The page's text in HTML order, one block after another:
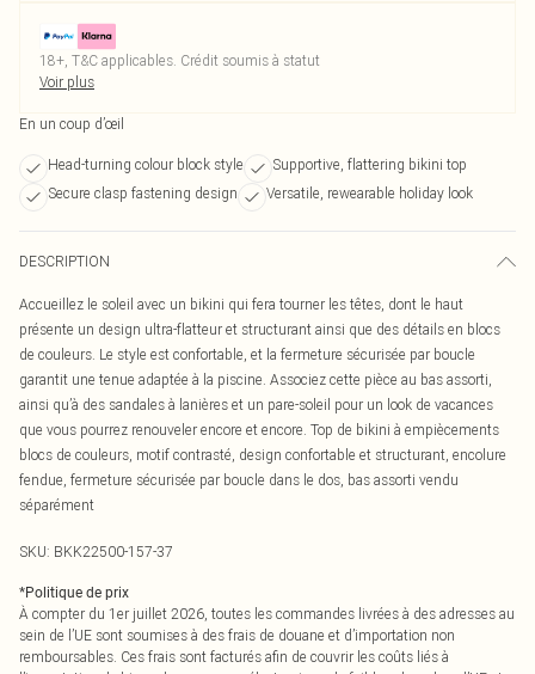
18+, T&C applicables. Crédit soumis à statut
Voir plus
En un coup d’œil
Head-turning colour block style
Supportive, flattering bikini top
Secure clasp fastening design
Versatile, rewearable holiday look
DESCRIPTION
Accueillez le soleil avec un bikini qui fera tourner les têtes, dont le haut
présente un design ultra-flatteur et structurant ainsi que des détails en blocs
de couleurs. Le style est confortable, et la fermeture sécurisée par boucle
garantit une tenue adaptée à la piscine. Associez cette pièce au bas assorti,
ainsi qu’à des sandales à lanières et un pare-soleil pour un look de vacances
que vous pourrez renouveler encore et encore. Top de bikini à empiècements
blocs de couleurs, motif contrasté, design confortable et structurant, encolure
fendue, fermeture sécurisée par boucle dans le dos, bas assorti vendu
séparément
SKU: BKK22500-157-37
*Politique de prix
À compter du 1er juillet 2026, toutes les commandes livrées à des adresses au
sein de l’UE sont soumises à des frais de douane et d’importation non
remboursables. Ces frais sont facturés afin de couvrir les coûts liés à